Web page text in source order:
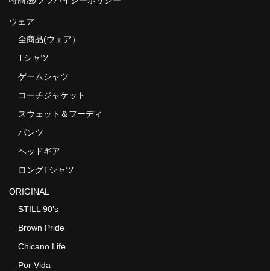
ウェア
全商品(ウェア）
Tシャツ
ゲームシャツ
コーチジャケット
スウェット＆フーディ
パンツ
ヘッドギア
ロングTシャツ
ORIGINAL
STILL 90’s
Brown Pride
Chicano Life
Por Vida